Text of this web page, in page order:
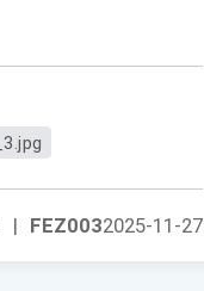
FEZ0032025-11-27
|